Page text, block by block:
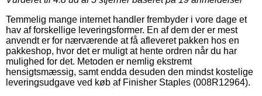
Temmelig mange internet handler frembyder i vore dage et
hav af forskellige leveringsformer. En af dem der er mest
anvendt er for nærværende at få afleveret pakken hos en
pakkeshop, hvor det er muligt at hente ordren når du har
mulighed for det. Metoden er nemlig ekstremt
hensigtsmæssig, samt endda desuden den mindst kostelige
leveringsudgave ved køb af Finisher Staples (008R12964).